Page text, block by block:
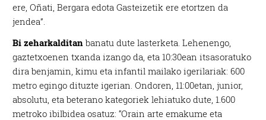
ere, Oñati, Bergara edota Gasteizetik ere etortzen da
jendea”.
Bi zeharkalditan banatu dute lasterketa. Lehenengo,
gaztetxoenen txanda izango da, eta 10:30ean itsasoratuko
dira benjamin, kimu eta infantil mailako igerilariak: 600
metro egingo dituzte igerian. Ondoren, 11:00etan, junior,
absolutu, eta beterano kategoriek lehiatuko dute, 1.600
metroko ibilbidea osatuz: “Orain arte emakume eta